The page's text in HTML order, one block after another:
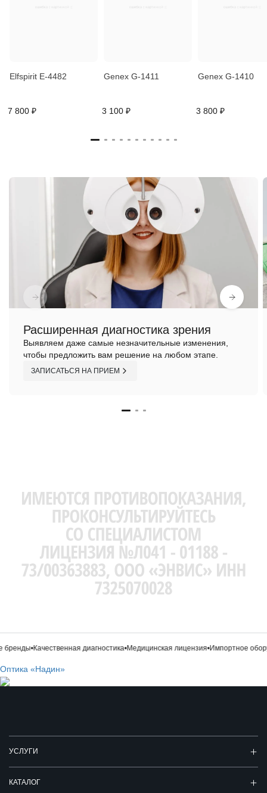
Elfspirit E-4482
7 800 ₽
Genex G-1411
3 100 ₽
Genex G-1410
3 800 ₽
Расширенная диагностика зрения
Выявляем даже самые незначительные изменения,
чтобы предложить вам решение на любом этапе.
ЗАПИСАТЬСЯ НА ПРИЕМ
•Качественная диагностика•Медицинская лицензия•Импортное
Оптика «Надин»
УСЛУГИ
КАТАЛОГ